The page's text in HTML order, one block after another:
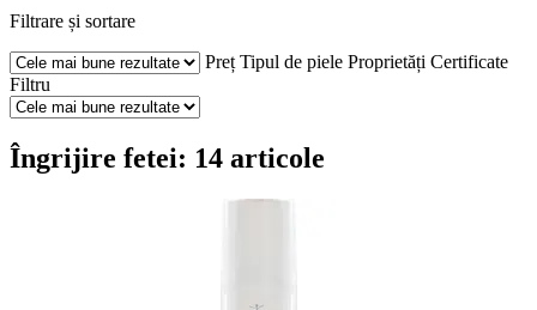
Filtrare și sortare
Preț Tipul de piele Proprietăți Certificate
Filtru
Îngrijire fetei: 14 articole